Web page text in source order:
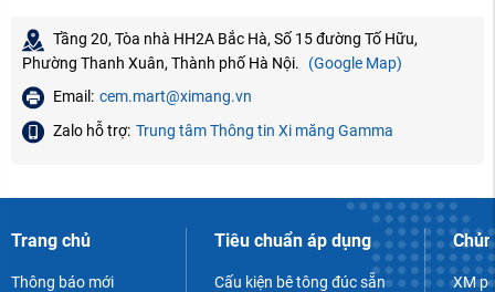
Tầng 20, Tòa nhà HH2A Bắc Hà, Số 15 đường Tố Hữu,
Phường Thanh Xuân, Thành phố Hà Nội.
(Google Map)
Email: cem.mart@ximang.vn
Zalo hỗ trợ: Trung tâm Thông tin Xi măng Gamma
Trang chủ
Thông báo mới
Tiêu chuẩn áp dụng
Cấu kiện bê tông đúc sẵn
XM